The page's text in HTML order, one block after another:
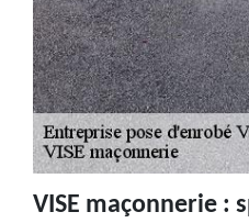
VISE maçonnerie :